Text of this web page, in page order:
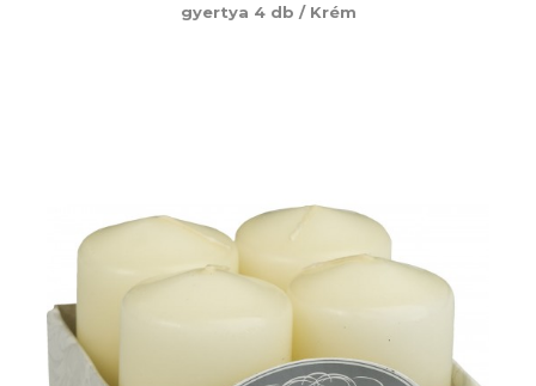
gyertya 4 db / Krém